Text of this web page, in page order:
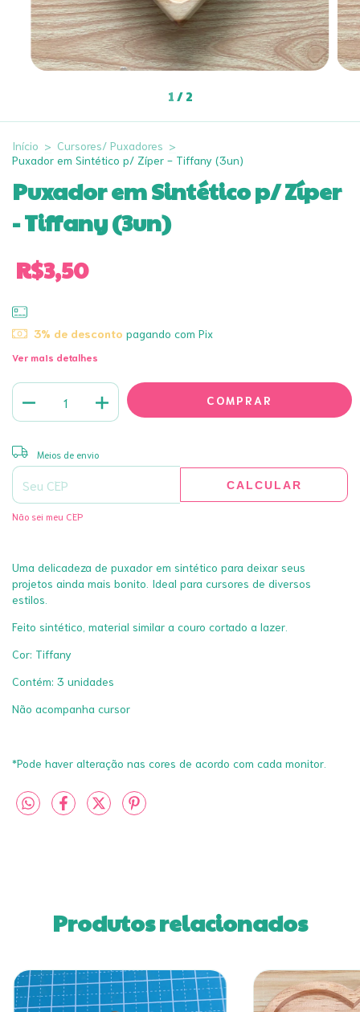
1/2
Início > Cursores/ Puxadores >
Puxador em Sintético p/ Zíper - Tiffany (3un)
Puxador em Sintético p/ Zíper
- Tiffany (3un)
R$3,50
3% de desconto pagando com Pix
Ver mais detalhes
Entregas para o CEP:
Meios de envio
CALCULAR
Não sei meu CEP
Uma delicadeza de puxador em sintético para deixar seus
projetos ainda mais bonito. Ideal para cursores de diversos
estilos.
Feito sintético, material similar a couro cortado a lazer.
Cor: Tiffany
Contém: 3 unidades
Não acompanha cursor
*Pode haver alteração nas cores de acordo com cada monitor.
Produtos relacionados